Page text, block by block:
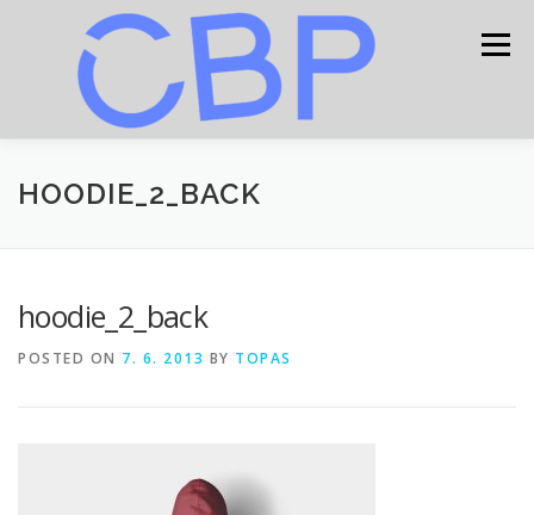
Menu
HOME CONTACT
CONFERENCE PROGRAM
HOODIE_2_BACK
hoodie_2_back
POSTED ON 7. 6. 2013 BY TOPAS